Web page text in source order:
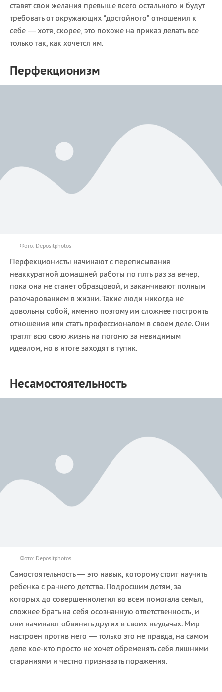
ставят свои желания превыше всего остального и будут
требовать от окружающих “достойного” отношения к
себе — хотя, скорее, это похоже на приказ делать все
только так, как хочется им.
Перфекционизм
Фото: Depositphotos
Перфекционисты начинают с переписывания
неаккуратной домашней работы по пять раз за вечер,
пока она не станет образцовой, и заканчивают полным
разочарованием в жизни. Такие люди никогда не
довольны собой, именно поэтому им сложнее построить
отношения или стать профессионалом в своем деле. Они
тратят всю свою жизнь на погоню за невидимым
идеалом, но в итоге заходят в тупик.
Несамостоятельность
Фото: Depositphotos
Самостоятельность — это навык, которому стоит научить
ребенка с раннего детства. Подросшим детям, за
которых до совершеннолетия во всем помогала семья,
сложнее брать на себя осознанную ответственность, и
они начинают обвинять других в своих неудачах. Мир
настроен против него — только это не правда, на самом
деле кое-кто просто не хочет обременять себя лишними
стараниями и честно признавать поражения.